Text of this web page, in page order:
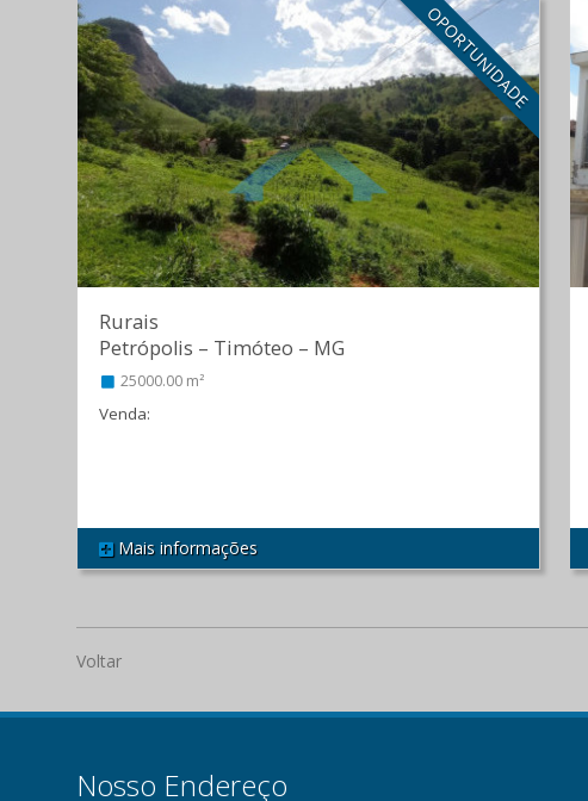
OPORTUNIDADE
REF 361
Rurais
Petrópolis – Timóteo – MG
25000.00 m²
Venda:
Mais informações
Voltar
Nosso Endereço